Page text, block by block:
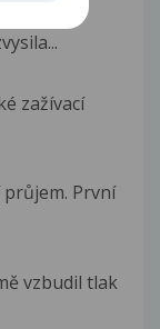
zažívací
První
vzbudil tlak